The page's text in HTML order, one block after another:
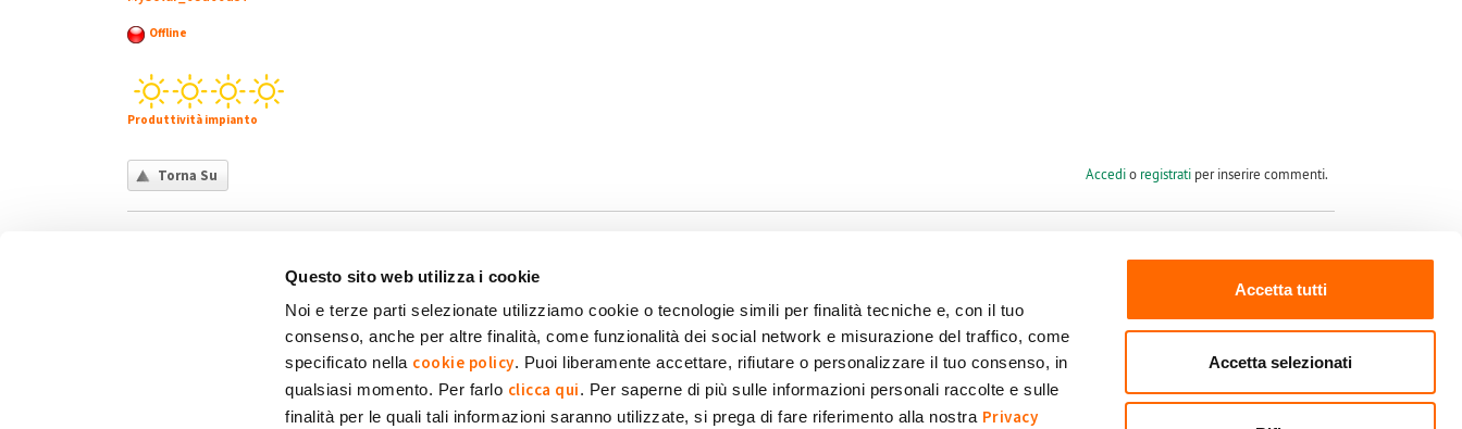
Questo sito web utilizza i cookie
Noi e terze parti selezionate utilizziamo cookie o tecnologie simili per finalità tecniche e, con il tuo
consenso, anche per altre finalità, come funzionalità dei social network e misurazione del traffico, come
specificato nella cookie policy. Puoi liberamente accettare, rifiutare o personalizzare il tuo consenso, in
qualsiasi momento. Per farlo clicca qui. Per saperne di più sulle informazioni personali raccolte e sulle
finalità per le quali tali informazioni saranno utilizzate, si prega di fare riferimento alla nostra Privacy
Accetta tutti
Accetta selezionati
Offline
Produttività impianto
Torna Su Accedio registratiper inserire commenti.
Contatti Privacy policy Cookie Dichiarazione di accessibilità POR FESR 2014-2020